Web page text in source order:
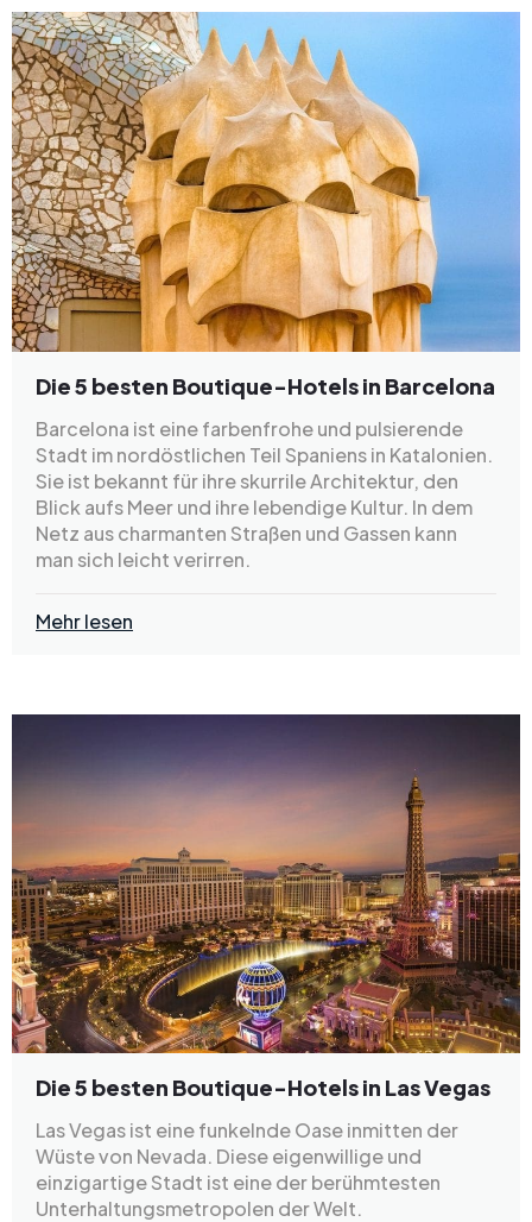
Die 5 besten Boutique-Hotels in Barcelona
Barcelona ist eine farbenfrohe und pulsierende
Stadt im nordöstlichen Teil Spaniens in Katalonien.
Sie ist bekannt für ihre skurrile Architektur, den
Blick aufs Meer und ihre lebendige Kultur. In dem
Netz aus charmanten Straßen und Gassen kann
man sich leicht verirren.
Mehr lesen
Die 5 besten Boutique-Hotels in Las Vegas
Las Vegas ist eine funkelnde Oase inmitten der
Wüste von Nevada. Diese eigenwillige und
einzigartige Stadt ist eine der berühmtesten
Unterhaltungsmetropolen der Welt.